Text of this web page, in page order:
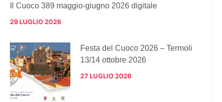
Il Cuoco 389 maggio-giugno 2026 digitale
29 LUGLIO 2026
Festa del Cuoco 2026 – Termoli
13/14 ottobre 2026
27 LUGLIO 2026